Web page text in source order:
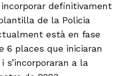
incorporar definitivament
de la Policia
està en fase
6 places que iniciaran
s’incorporaran a la